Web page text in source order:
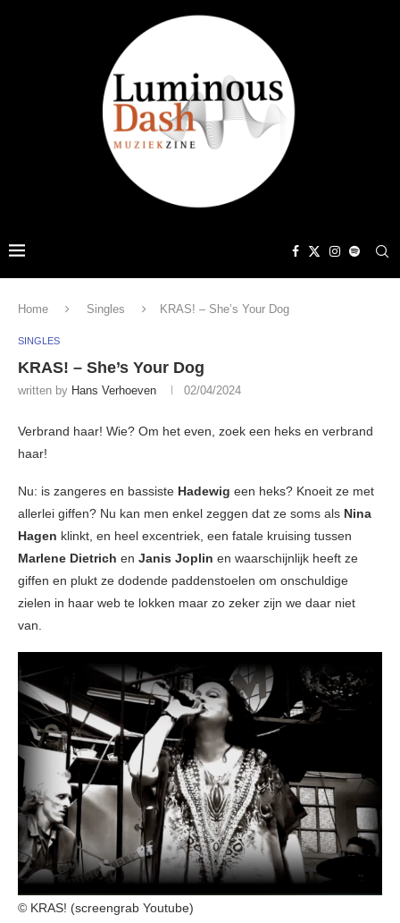
Home Singles KRAS! – She’s Your Dog
SINGLES
KRAS! – She’s Your Dog
written by Hans Verhoeven 02/04/2024
Verbrand haar! Wie? Om het even, zoek een heks en verbrand
haar!
Nu: is zangeres en bassiste Hadewig een heks? Knoeit ze met
allerlei giffen? Nu kan men enkel zeggen dat ze soms als Nina
Hagen klinkt, en heel excentriek, een fatale kruising tussen
Marlene Dietrich en Janis Joplin en waarschijnlijk heeft ze
giffen en plukt ze dodende paddenstoelen om onschuldige
zielen in haar web te lokken maar zo zeker zijn we daar niet
van.
© KRAS! (screengrab Youtube)